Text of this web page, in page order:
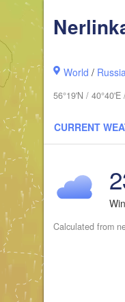
World /
56°19'N /
CURRENT
Calculated from
Киров
(Kirov)